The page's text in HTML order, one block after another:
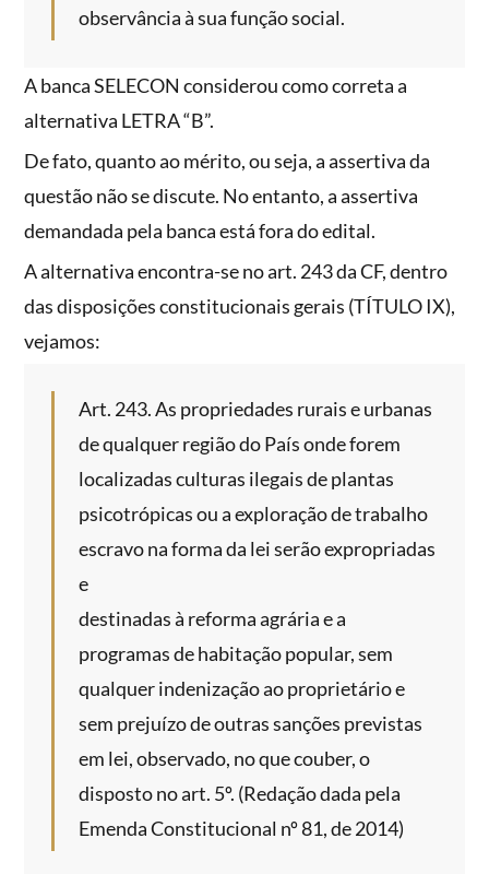
observância à sua função social.
A banca SELECON considerou como correta a
alternativa LETRA “B”.
De fato, quanto ao mérito, ou seja, a assertiva da
questão não se discute. No entanto, a assertiva
demandada pela banca está fora do edital.
A alternativa encontra-se no art. 243 da CF, dentro
das disposições constitucionais gerais (TÍTULO IX),
vejamos:
Art. 243. As propriedades rurais e urbanas
de qualquer região do País onde forem
localizadas culturas ilegais de plantas
psicotrópicas ou a exploração de trabalho
escravo na forma da lei serão expropriadas
e
destinadas à reforma agrária e a
programas de habitação popular, sem
qualquer indenização ao proprietário e
sem prejuízo de outras sanções previstas
em lei, observado, no que couber, o
disposto no art. 5º. (Redação dada pela
Emenda Constitucional nº 81, de 2014)